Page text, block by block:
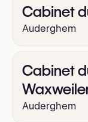
Cabinet
Auderghem
Cabinet
Auderghem